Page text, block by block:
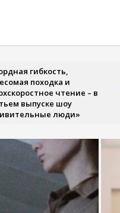
гибкость,
и
чтение – в
шоу
люди»